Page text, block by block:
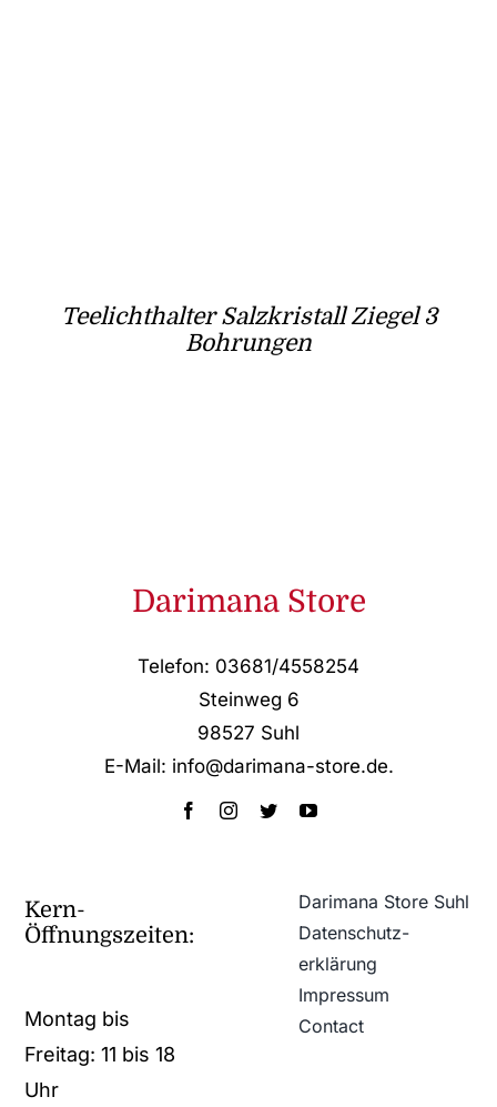
Teelichthalter Salzkristall Ziegel 3
Bohrungen
Darimana Store
Telefon: 03681/4558254
Steinweg 6
98527 Suhl
E-Mail: info@darimana-store.de.
Kern-
Öffnungszeiten:
Montag bis
Freitag: 11 bis 18
Uhr
Darimana Store Suhl
Datenschutz­
erklärung
Impressum
Contact